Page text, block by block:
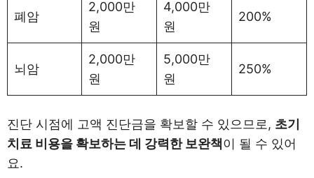
폐암
2,000만
원
4,000만
원
200%
뇌암
2,000만
원
5,000만
원
250%
진단 시점에 고액 진단금을 확보할 수 있으므로, 초기
치료 비용을 확보하는 데 강력한 보완책이 될 수 있어
요.